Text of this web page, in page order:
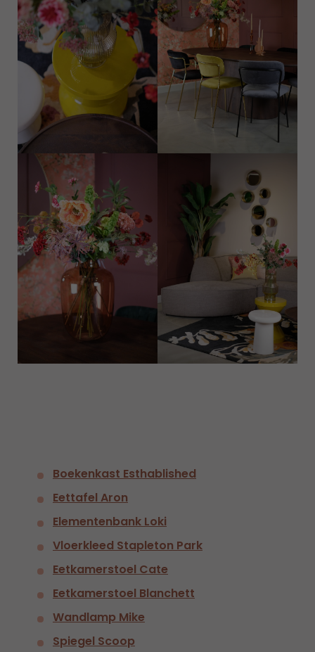
Boekenkast Esthablished
Eettafel Aron
Elementenbank Loki
Vloerkleed Stapleton Park
Eetkamerstoel Cate
Eetkamerstoel Blanchett
Wandlamp Mike
Spiegel Scoop